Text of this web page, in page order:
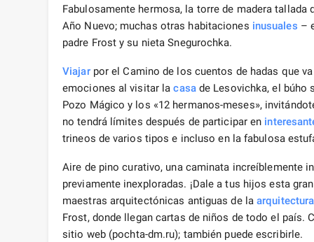
Fabulosamente hermosa, la torre de madera
Año Nuevo; muchas otras habitaciones inusuales –
padre Frost y su nieta Snegurochka.
Viajarpor el Camino de los cuentos de hadas que
emociones al visitar lacasade Lesovichka, el búho
Pozo Mágico y los «12 hermanos-meses»,
no tendrá límites después de participar en
trineos de varios tipos e incluso en la fabulosa
Aire de pino curativo, una caminata increíblemente
previamente inexploradas. ¡Dale a tus hijos esta
maestras arquitectónicas antiguas de laarquitectura
Frost, donde llegan cartas de niños de todo el país.
sitio web (pochta-dm.ru); también puede escribirle.